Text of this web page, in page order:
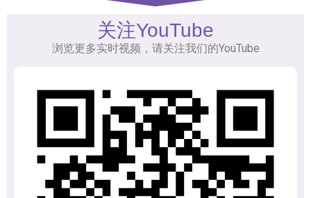
关注YouTube
浏览更多实时视频，请关注我们的YouTube